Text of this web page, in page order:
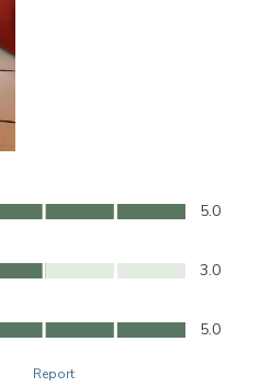
5.0
3.0
5.0
Report